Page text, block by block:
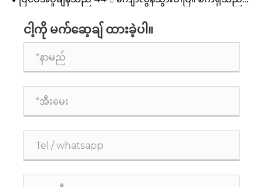
ကြောင့် အဆပေါင်းများစွာ မြင့်တက်နေတာလဲ။
မည်သို့ရရှိနိုင်မည်နည်း။
ငါ့ကို မက်ဆေ့ချ် ထားခဲ့ပါ။